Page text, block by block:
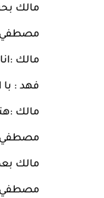
مالك
مالك
فهد : با
مالك
مالك